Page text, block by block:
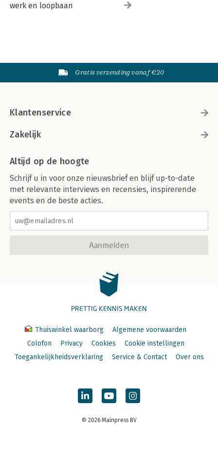
werk en loopbaan
Gratis verzending vanaf €20
Klantenservice
Zakelijk
Altijd op de hoogte
Schrijf u in voor onze nieuwsbrief en blijf up-to-date
met relevante interviews en recensies, inspirerende
events en de beste acties.
Aanmelden
PRETTIG KENNIS MAKEN
Thuiswinkel waarborg
Algemene voorwaarden
Colofon
Privacy Cookies
Cookie instellingen
Toegankelijkheidsverklaring
Service & Contact Over ons
© 2026 Mainpress BV